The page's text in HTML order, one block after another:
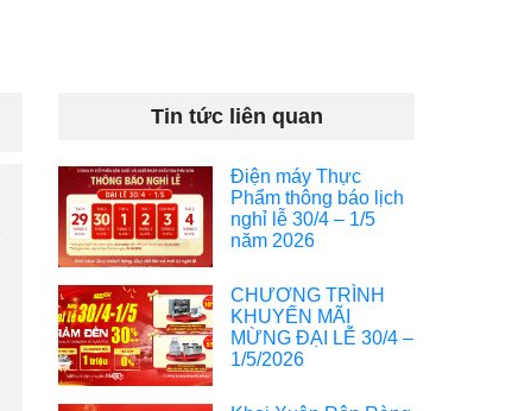
Tin tức liên quan
Điện máy Thực
Phẩm thông báo lịch
nghỉ lễ 30/4 – 1/5
năm 2026
CHƯƠNG TRÌNH
KHUYẾN MÃI
MỪNG ĐẠI LỄ 30/4 –
1/5/2026